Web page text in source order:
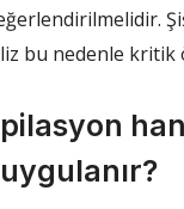
bu nedenle